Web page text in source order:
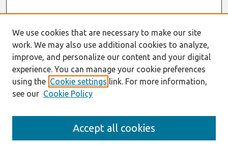
Enter search terms:
We use cookies that are necessary to make our site
work. We may also use additional cookies to analyze,
improve, and personalize our content and your digital
experience. You can manage your cookie preferences
using the Cookie settings link. For more information,
see our Cookie Policy
Accept all cookies